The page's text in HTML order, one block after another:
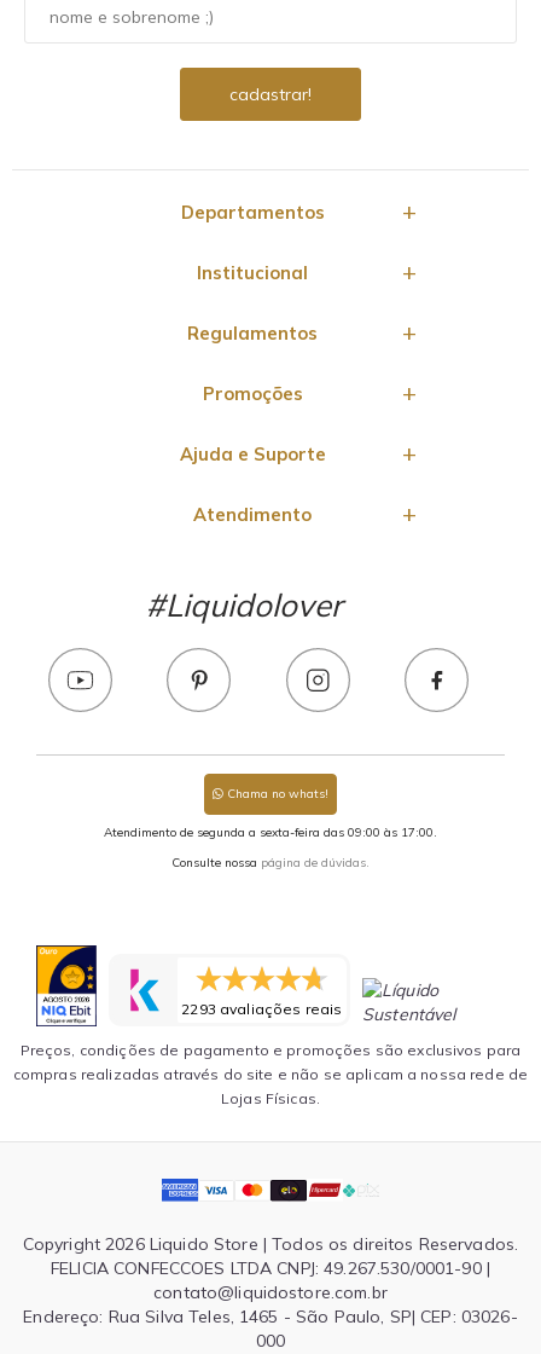
Departamentos
Institucional
Regulamentos
Promoções
Ajuda e Suporte
Atendimento
#Liquidolover
Chama no whats!
Atendimento de segunda a sexta-feira das 09:00 às 17:00.
Consulte nossa página de dúvidas.
2293 avaliações reais
Preços, condições de pagamento e promoções são exclusivos para
compras realizadas através do site e não se aplicam a nossa rede de
Lojas Físicas.
Copyright 2026 Liquido Store | Todos os direitos Reservados.
FELICIA CONFECCOES LTDA CNPJ: 49.267.530/0001-90 |
contato@liquidostore.com.br
Endereço: Rua Silva Teles, 1465 - São Paulo, SP| CEP: 03026-
000